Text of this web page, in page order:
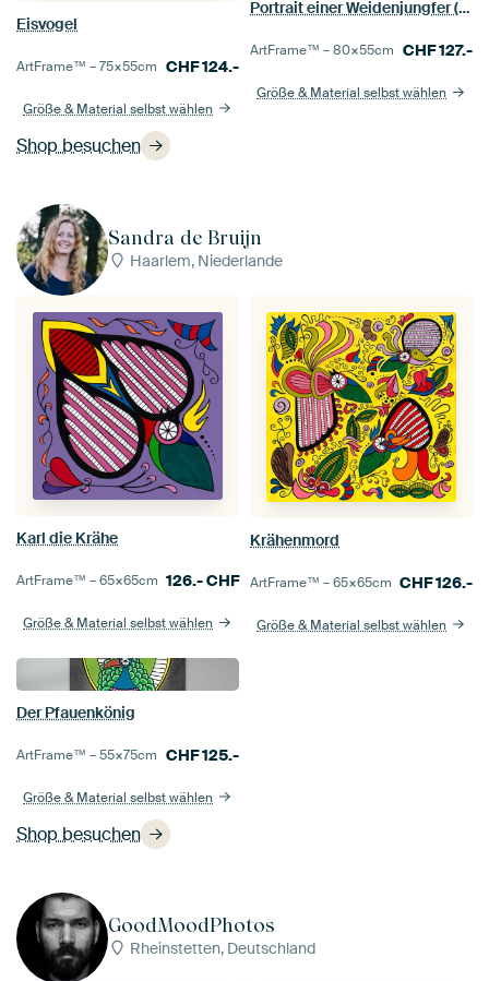
Shop besuchen
Eisvogel
ArtFrame™ –75×55cm CHF124.-
Größe & Material selbst wählen
Portrait einer Weidenjungfer (Libelle)
ArtFrame™ –80×55cm CHF127.-
Größe & Material selbst wählen
Sandra de Bruijn
Haarlem, Niederlande
Shop besuchen
Karl die Krähe
ArtFrame™ –65×65cm 126.-CHF
Größe & Material selbst wählen
Krähenmord
ArtFrame™ –65×65cm CHF126.-
Größe & Material selbst wählen
Der Pfauenkönig
ArtFrame™ –55×75cm CHF125.-
Größe & Material selbst wählen
GoodMoodPhotos
Rheinstetten, Deutschland